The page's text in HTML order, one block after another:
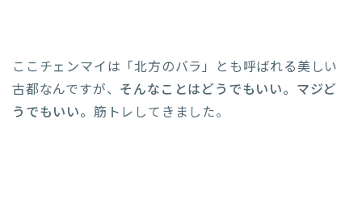
ここチェンマイは「北方のバラ」とも呼ばれる美しい
古都なんですが、 そんなことはどうでもいい。マジど
うでもいい。 筋トレしてきました。